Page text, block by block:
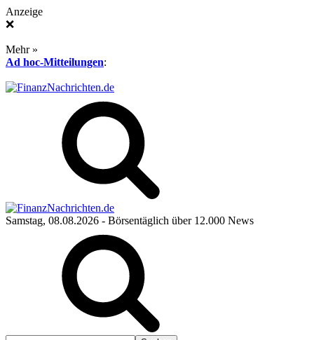
Anzeige
❌
Mehr »
Ad hoc-Mitteilungen:
Samstag, 08.08.2026 - Börsentäglich über 12.000 News